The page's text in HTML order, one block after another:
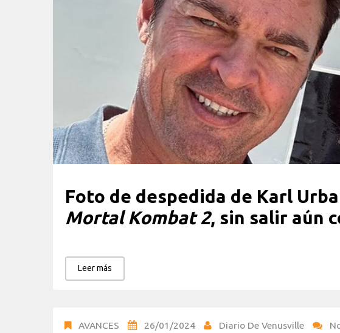
Foto de despedida de Karl
Mortal Kombat 2, sin salir aún
Leer más
AVANCES 26/01/2024 Diario De Venusville